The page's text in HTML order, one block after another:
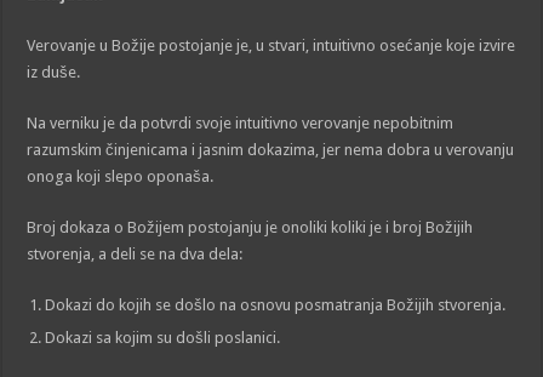
Verovanje u Božije postojanje je, u stvari, intuitivno osećanje koje izvire
iz duše.
Na verniku je da potvrdi svoje intuitivno verovanje nepobitnim
razumskim činjenicama i jasnim dokazima, jer nema dobra u verovanju
onoga koji slepo oponaša.
Broj dokaza o Božijem postojanju je onoliki koliki je i broj Božijih
stvorenja, a deli se na dva dela:
Dokazi do kojih se došlo na osnovu posmatranja Božijih stvorenja.
Dokazi sa kojim su došli poslanici.